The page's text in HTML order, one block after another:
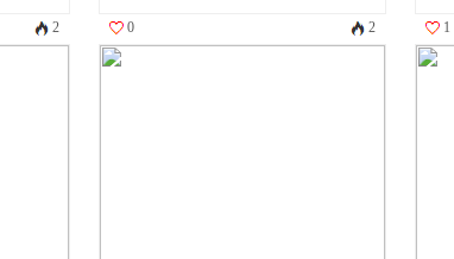
2 0 2 1